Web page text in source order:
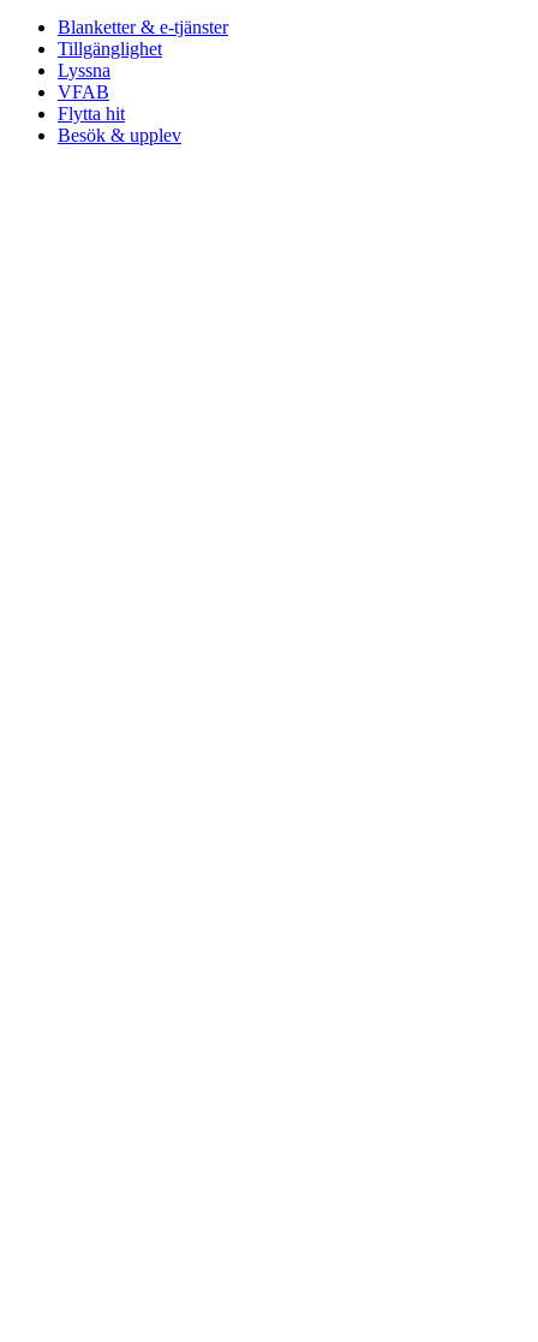
Blanketter & e-tjänster
Tillgänglighet
Lyssna
VFAB
Flytta hit
Besök & upplev